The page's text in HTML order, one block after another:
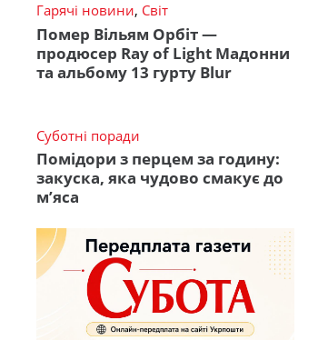
Гарячі новини, Світ
Помер Вільям Орбіт —
продюсер Ray of Light Мадонни
та альбому 13 гурту Blur
Суботні поради
Помідори з перцем за годину:
закуска, яка чудово смакує до
м’яса